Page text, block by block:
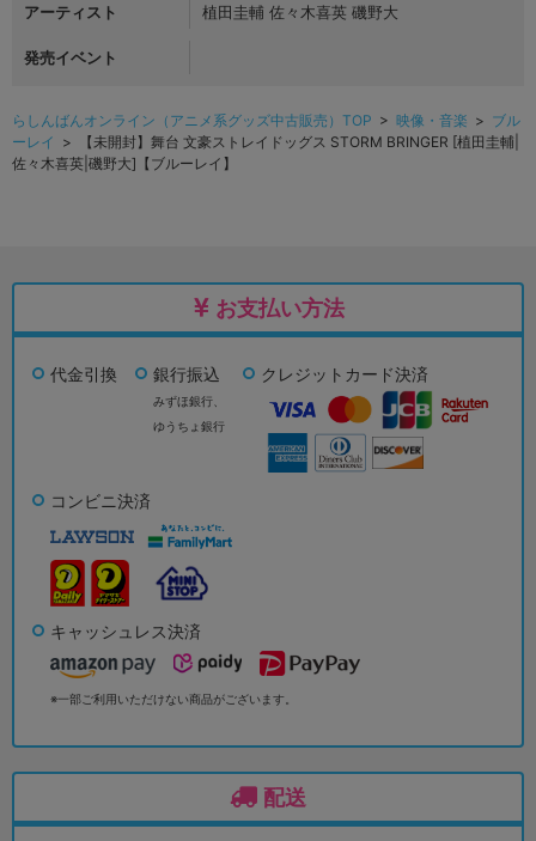
アーティスト 植田圭輔 佐々木喜英 磯野大
発売イベント
らしんばんオンライン（アニメ系グッズ中古販売）TOP > 映像・音楽 > ブル
ーレイ > 【未開封】舞台 文豪ストレイドッグス STORM BRINGER [植田圭輔|
佐々木喜英|磯野大]【ブルーレイ】
お支払い方法
代金引換 銀行振込
みずほ銀行、
ゆうちょ銀行
クレジットカード決済
コンビニ決済
キャッシュレス決済
※一部ご利用いただけない商品がございます。
配送